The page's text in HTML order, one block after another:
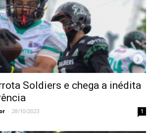
Soldiers e chega a inédita
- 28/10/2023 1